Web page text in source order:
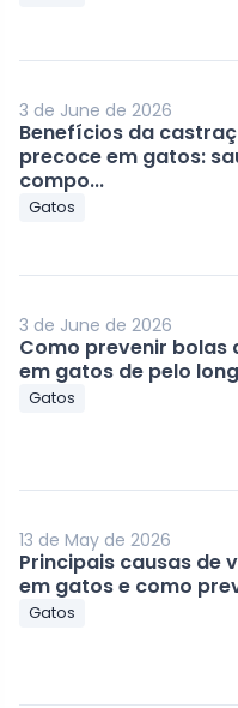
3 de June de 2026
Benefícios da
precoce em gatos:
compo...
Gatos
3 de June de 2026
Como prevenir bolas
em gatos de pelo
Gatos
13 de May de 2026
Principais causas de
em gatos e como
Gatos